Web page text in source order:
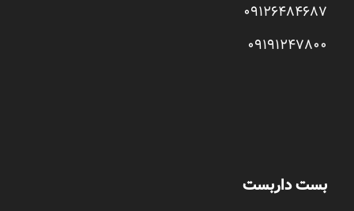
09126484687
09191247800
بست داربست